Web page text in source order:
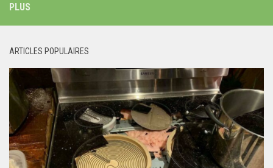
PLUS
ARTICLES POPULAIRES